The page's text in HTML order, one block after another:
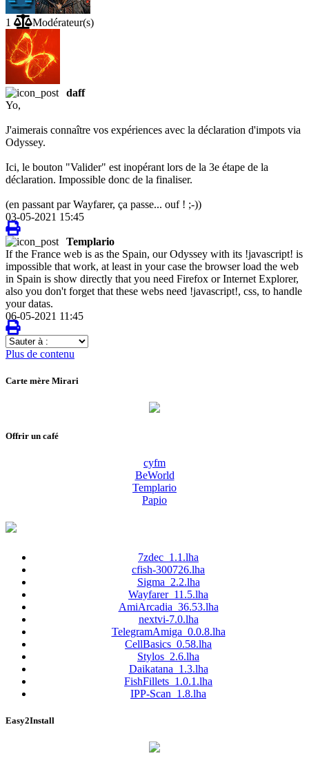
1 Modérateur(s)
daff
Yo,
J'aimerais connaître vos expériences avec la déclaration d'impots via
Odyssey.
Ici, le bouton "Valider" est inopérant lors de la 3e étape de la
déclaration. Impossible donc de la finaliser.
(en passant par Wayfarer, ça passe... ouf ! ;-))
03-05-2021 15:45
Templario
If the France web is as the Spain, our Odyssey with its !javascript! is
impossible that work, at least in your case the browser load the web
in Spain is show directly that you need Firefox or Internet Explorer,
also you don't forget that these webs need !javascript!, css, to handle
your datas.
06-05-2021 11:45
Sauter
à
Plus de contenu
Carte mère Mirari
Offrir un café
cyfm
BeWorld
Templario
Papio
7zdec_1.1.lha
cfish-300726.lha
Sigma_2.2.lha
Wayfarer_11.5.lha
AmiArcadia_36.53.lha
nextvi-7.0.lha
TelegramAmiga_0.0.8.lha
CellBasics_0.58.lha
Stylos_2.6.lha
Daikatana_1.3.lha
FishFillets_1.0.1.lha
IPP-Scan_1.8.lha
Easy2Install